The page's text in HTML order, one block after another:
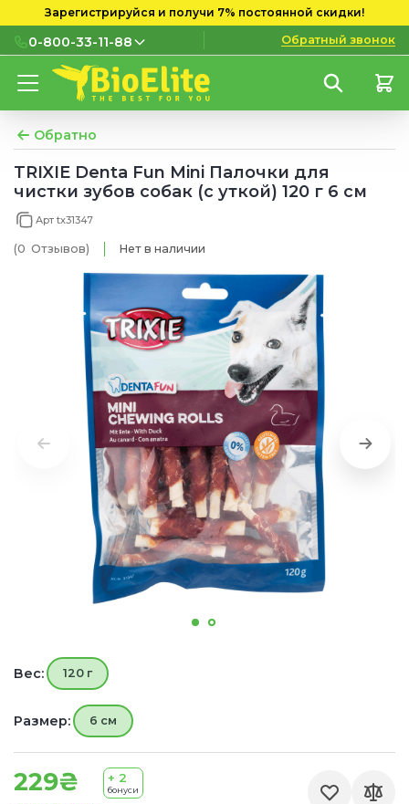
Зарегистрируйся и получи 7% постоянной скидки!
0-800-33-11-88
0-800-33-11-88
мобильных номеров
(097) 133 11 88
(095) 133 11 88
Обратный звонок
Обратно
TRIXIE Denta Fun Mini Палочки для
чистки зубов собак (с уткой) 120 г 6 см
Арт tx31347
(0 Отзывов) Нет в наличии
229₴ + 2
бонуси
Вес: 120 г
Размер: 6 см